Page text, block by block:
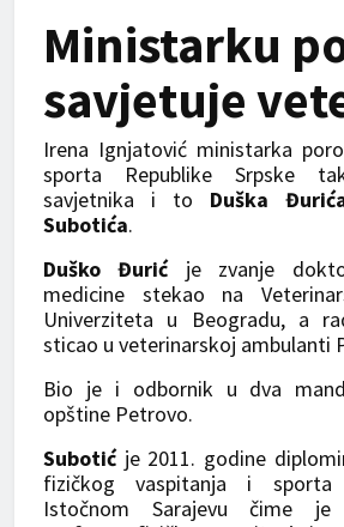
Ministarku
savjetuje
Irena Ignjatović ministarka
sporta Republike Srpske
savjetnika i to Duška
Subotića.
Duško Đurićje zvanje
medicine stekao na
Univerziteta u Beogradu, a
sticao u veterinarskoj ambulanti
Bio je i odbornik u dva
opštine Petrovo.
Subotićje 2011. godine
fizičkog vaspitanja i sporta
Istočnom Sarajevu čime je